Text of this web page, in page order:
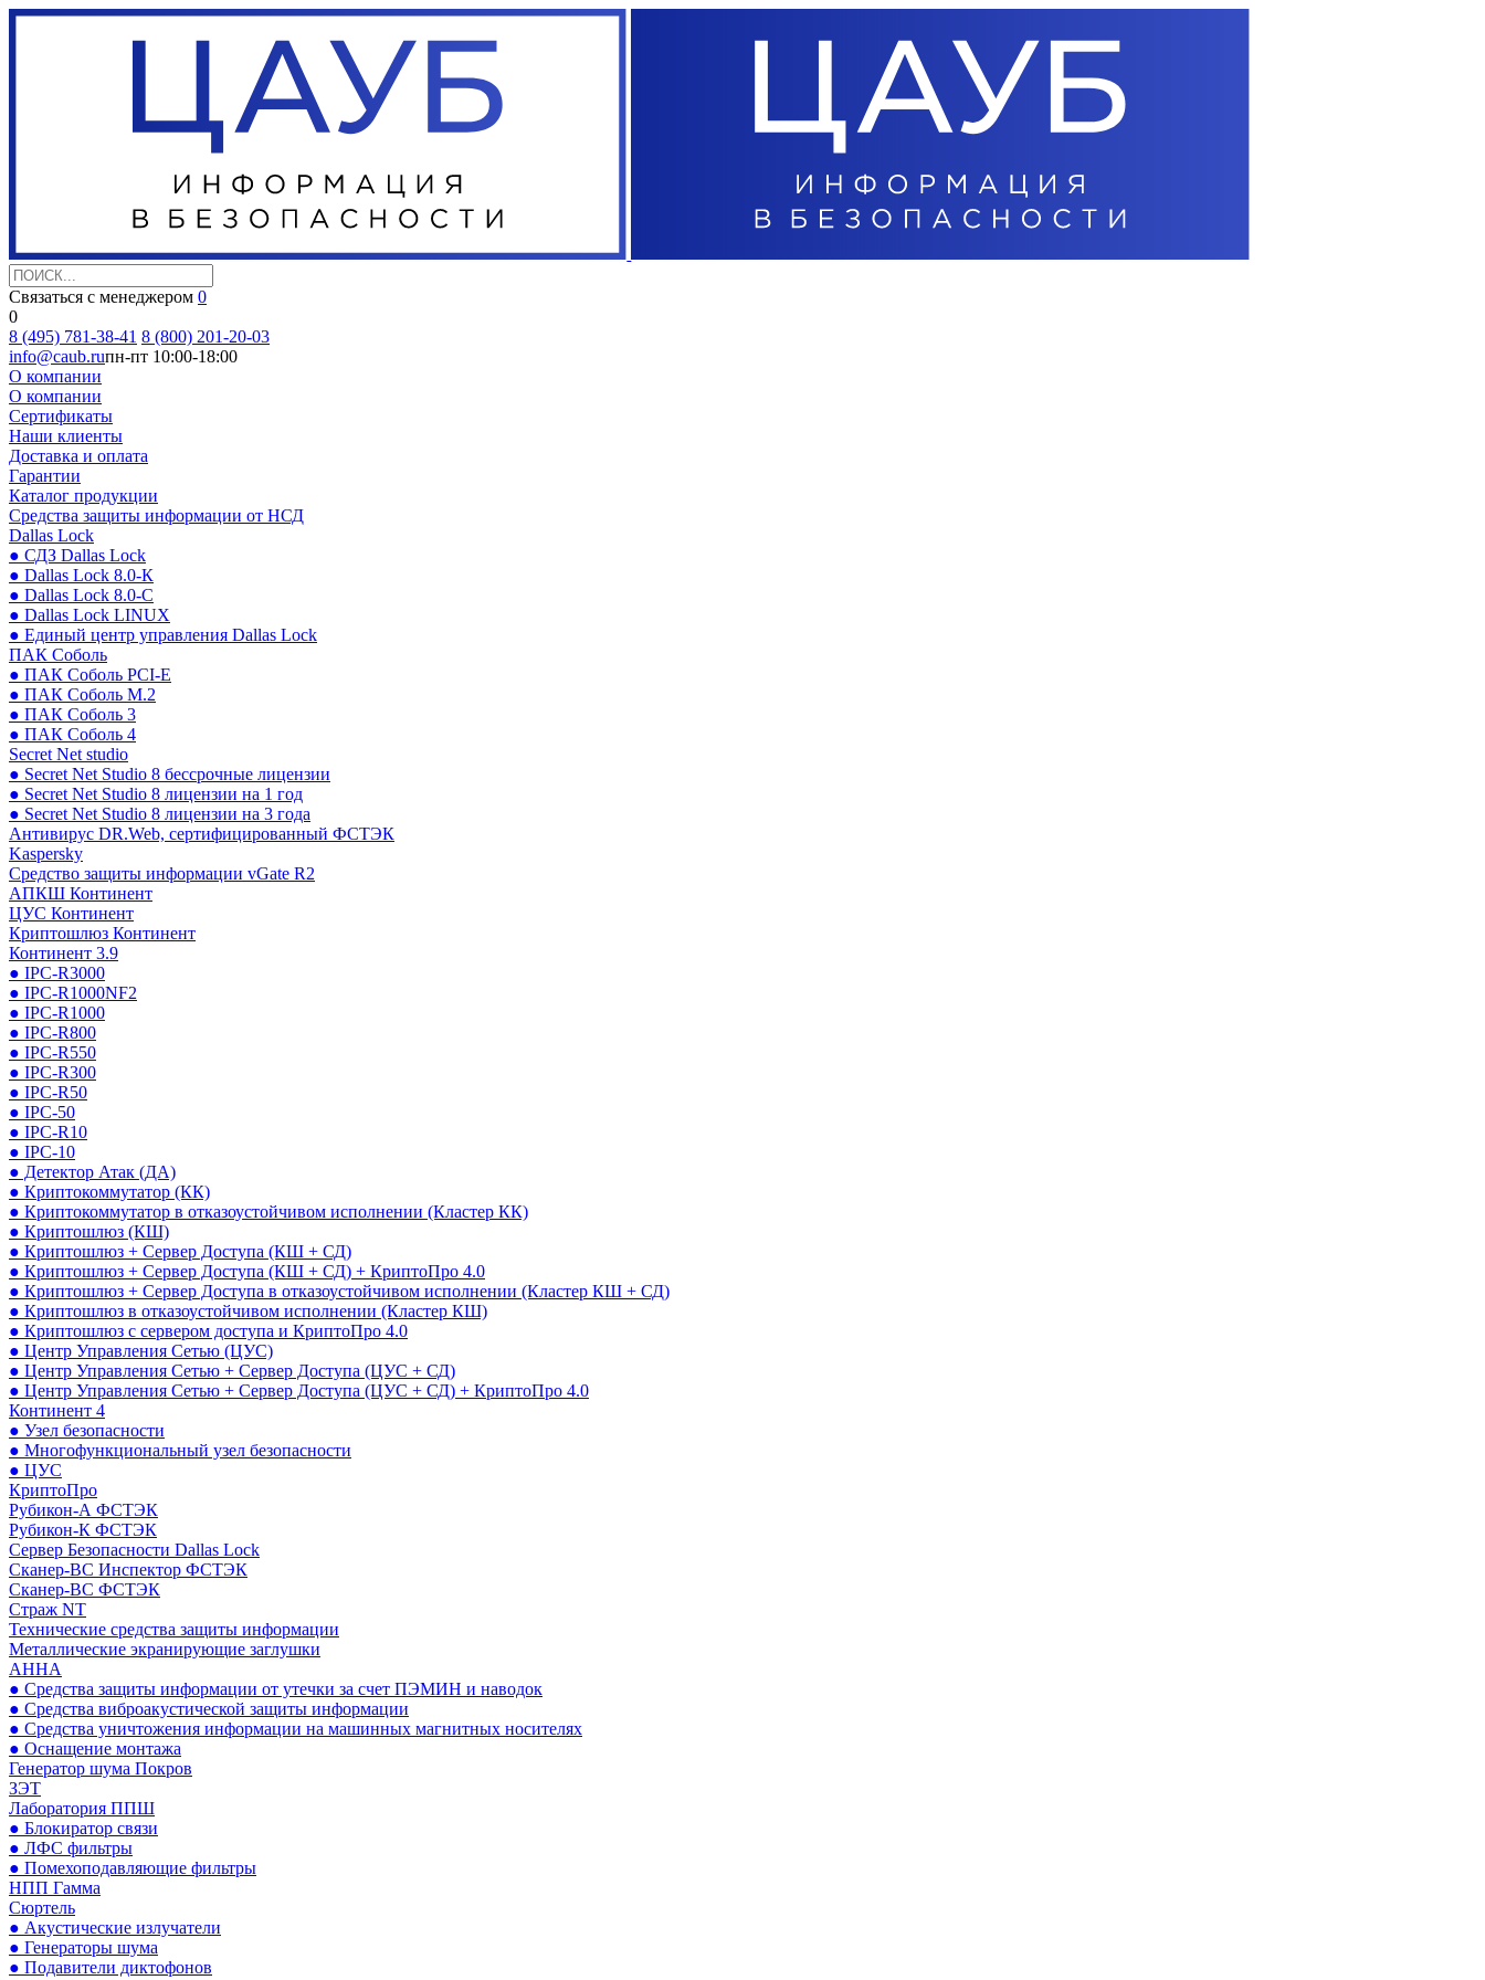
Связаться с менеджером 0
0
8 (495) 781-38-41 8 (800) 201-20-03
info@caub.ruпн-пт 10:00-18:00
О компании
О компании
Сертификаты
Наши клиенты
Доставка и оплата
Гарантии
Каталог продукции
Средства защиты информации от НСД
Dallas Lock
● СДЗ Dallas Lock
● Dallas Lock 8.0-К
● Dallas Lock 8.0-С
● Dallas Lock LINUX
● Единый центр управления Dallas Lock
ПАК Соболь
● ПАК Соболь PCI-E
● ПАК Соболь М.2
● ПАК Соболь 3
● ПАК Соболь 4
Secret Net studio
● Secret Net Studio 8 бессрочные лицензии
● Secret Net Studio 8 лицензии на 1 год
● Secret Net Studio 8 лицензии на 3 года
Антивирус DR.Web, сертифицированный ФСТЭК
Kaspersky
Средство защиты информации vGate R2
АПКШ Континент
ЦУС Континент
Криптошлюз Континент
Континент 3.9
● IPC-R3000
● IPC-R1000NF2
● IPC-R1000
● IPC-R800
● IPC-R550
● IPC-R300
● IPC-R50
● IPC-50
● IPC-R10
● IPC-10
● Детектор Атак (ДА)
● Криптокоммутатор (КК)
● Криптокоммутатор в отказоустойчивом исполнении (Кластер КК)
● Криптошлюз (КШ)
● Криптошлюз + Сервер Доступа (КШ + СД)
● Криптошлюз + Сервер Доступа (КШ + СД) + КриптоПро 4.0
● Криптошлюз + Сервер Доступа в отказоустойчивом исполнении (Кластер КШ + СД)
● Криптошлюз в отказоустойчивом исполнении (Кластер КШ)
● Криптошлюз с сервером доступа и КриптоПро 4.0
● Центр Управления Сетью (ЦУС)
● Центр Управления Сетью + Сервер Доступа (ЦУС + СД)
● Центр Управления Сетью + Сервер Доступа (ЦУС + СД) + КриптоПро 4.0
Континент 4
● Узел безопасности
● Многофункциональный узел безопасности
● ЦУС
КриптоПро
Рубикон-А ФСТЭК
Рубикон-К ФСТЭК
Сервер Безопасности Dallas Lock
Сканер-ВС Инспектор ФСТЭК
Сканер-ВС ФСТЭК
Страж NT
Технические средства защиты информации
Металлические экранирующие заглушки
АННА
● Средства защиты информации от утечки за счет ПЭМИН и наводок
● Средства виброакустической защиты информации
● Средства уничтожения информации на машинных магнитных носителях
● Оснащение монтажа
Генератор шума Покров
ЗЭТ
Лаборатория ППШ
● Блокиратор связи
● ЛФС фильтры
● Помехоподавляющие фильтры
НПП Гамма
Сюртель
● Акустические излучатели
● Генераторы шума
● Подавители диктофонов